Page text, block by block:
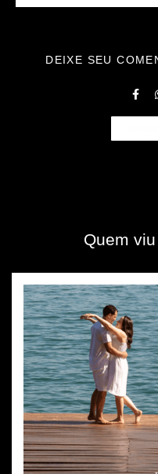
DEIXE SEU
Quem